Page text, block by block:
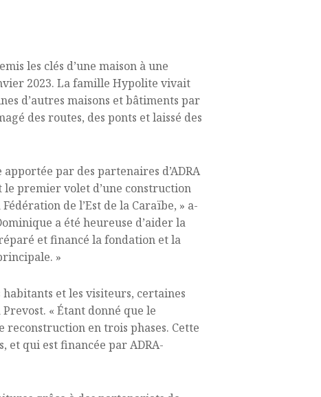
les clés d’une maison à une
2023. La famille Hypolite vivait
d’autres maisons et bâtiments par
des routes, des ponts et laissé des
par des partenaires d’ADRA
le premier volet d’une construction
de l’Est de la Caraïbe, » a-
a été heureuse d’aider la
et financé la fondation et la
»
et les visiteurs, certaines
« Étant donné que le
reconstruction en trois phases. Cette
qui est financée par ADRA-